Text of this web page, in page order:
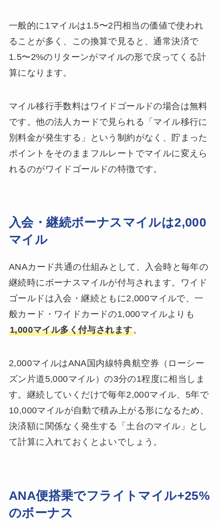
一般的に1マイルは1.5〜2円相当の価値で使われ
ることが多く、この換算で見ると、通常決済で
1.5〜2%のリターンがマイルの形で戻ってくる計
算になります。
マイル移行手数料はワイドゴールドの場合は無料
です。他の法人カードで見られる「マイル移行に
別料金が発生する」という制約がなく、貯まった
ポイントをそのままフルレートでマイルに変えら
れるのがワイドゴールドの特徴です。
入会・継続ボーナスマイルは2,000
マイル
ANAカード共通の仕組みとして、入会時と毎年の
継続時にボーナスマイルが付与されます。ワイド
ゴールドは入会・継続ともに2,000マイルで、一
般カード・ワイドカードの1,000マイルよりも
1,000マイル多く付与されます。
2,000マイルはANA国内線特典航空券（ローシー
ズン片道5,000マイル）の3分の1程度に相当しま
す。継続していくだけで毎年2,000マイル、5年で
10,000マイルが自動で積み上がる形になるため、
決済額に関係なく発生する「土台のマイル」とし
て計算に入れておくとよいでしょう。
ANA便搭乗でフライトマイル+25%
のボーナス